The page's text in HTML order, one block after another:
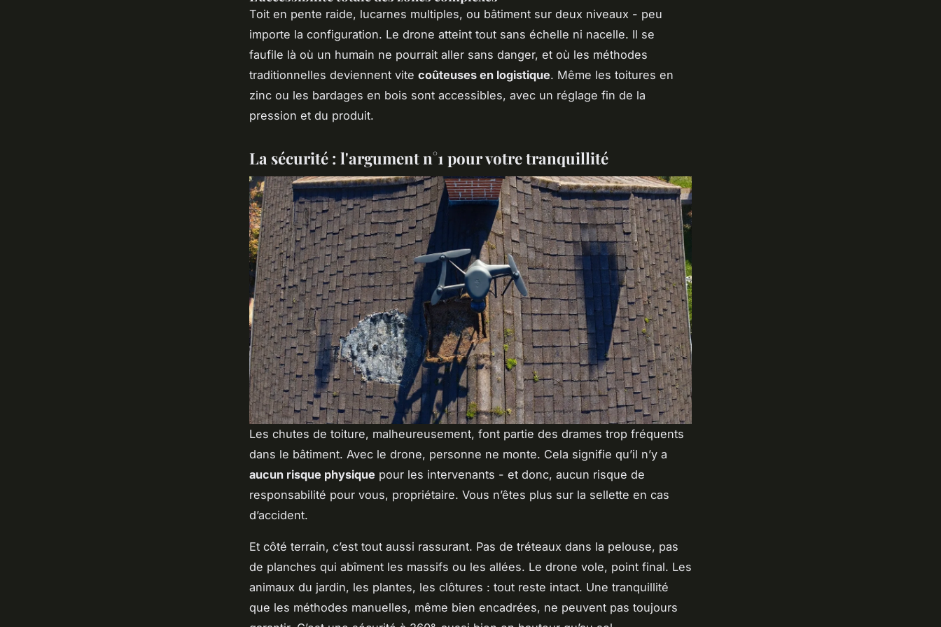
Toit en pente raide, lucarnes multiples, ou bâtiment sur deux niveaux - peu
importe la configuration. Le drone atteint tout sans échelle ni nacelle. Il se
faufile là où un humain ne pourrait aller sans danger, et où les méthodes
traditionnelles deviennent vite coûteuses en logistique. Même les toitures en
zinc ou les bardages en bois sont accessibles, avec un réglage fin de la
pression et du produit.
La sécurité : l'argument n°1 pour votre tranquillité
Les chutes de toiture, malheureusement, font partie des drames trop fréquents
dans le bâtiment. Avec le drone, personne ne monte. Cela signifie qu’il n’y a
aucun risque physique pour les intervenants - et donc, aucun risque de
responsabilité pour vous, propriétaire. Vous n’êtes plus sur la sellette en cas
d’accident.
Et côté terrain, c’est tout aussi rassurant. Pas de tréteaux dans la pelouse, pas
de planches qui abîment les massifs ou les allées. Le drone vole, point final. Les
animaux du jardin, les plantes, les clôtures : tout reste intact. Une tranquillité
que les méthodes manuelles, même bien encadrées, ne peuvent pas toujours